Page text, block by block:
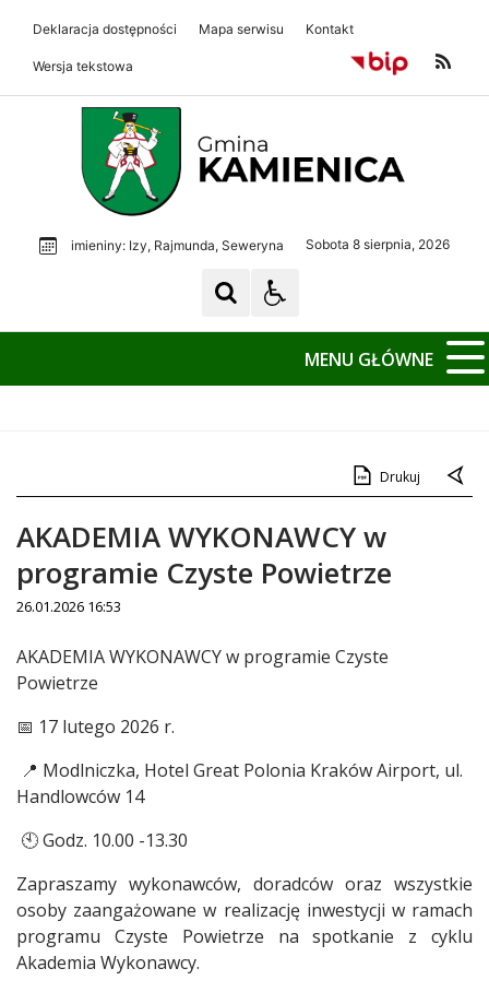
Deklaracja dostępności Mapa serwisu Kontakt
Wersja tekstowa
Gmina Kamienica
imieniny: Izy, Rajmunda, Seweryna Sobota 8 sierpnia, 2026
MENU GŁÓWNE
Drukuj
AKADEMIA WYKONAWCY w
programie Czyste Powietrze
26.01.2026 16:53
Treść
AKADEMIA WYKONAWCY w programie Czyste
Powietrze
📅 17 lutego 2026 r.
📍 Modlniczka, Hotel Great Polonia Kraków Airport, ul.
Handlowców 14
🕙 Godz. 10.00 -13.30
Zapraszamy wykonawców, doradców oraz wszystkie
osoby zaangażowane w realizację inwestycji w ramach
programu Czyste Powietrze na spotkanie z cyklu
Akademia Wykonawcy.